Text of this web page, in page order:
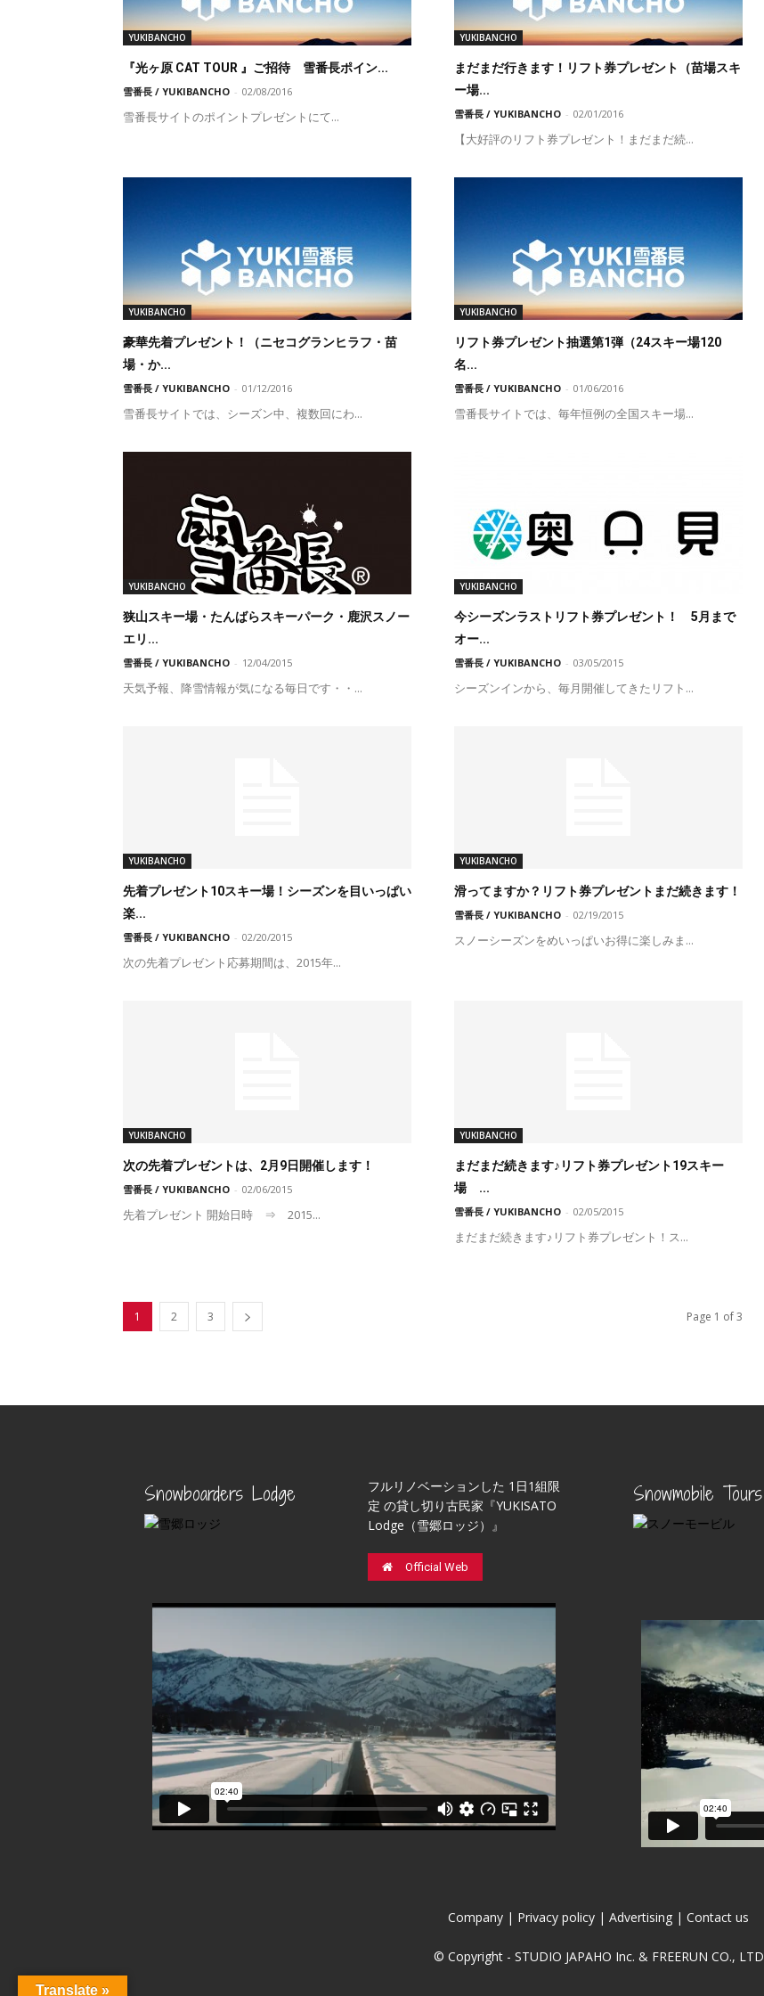
YUKIBANCHO
『光ヶ原 CAT TOUR 』ご招待 雪番長ポイン...
雪番長 / YUKIBANCHO - 02/08/2016
雪番長サイトのポイントプレゼントにて...
YUKIBANCHO
まだまだ行きます！リフト券プレゼント（苗場スキ
ー場...
雪番長 / YUKIBANCHO - 02/01/2016
【大好評のリフト券プレゼント！まだまだ続...
YUKIBANCHO
豪華先着プレゼント！（ニセコグランヒラフ・苗
場・か...
雪番長 / YUKIBANCHO - 01/12/2016
雪番長サイトでは、シーズン中、複数回にわ...
YUKIBANCHO
リフト券プレゼント抽選第1弾（24スキー場120
名...
雪番長 / YUKIBANCHO - 01/06/2016
雪番長サイトでは、毎年恒例の全国スキー場...
YUKIBANCHO
狭山スキー場・たんばらスキーパーク・鹿沢スノー
エリ...
雪番長 / YUKIBANCHO - 12/04/2015
天気予報、降雪情報が気になる毎日です・・...
YUKIBANCHO
今シーズンラストリフト券プレゼント！ 5月まで
オー...
雪番長 / YUKIBANCHO - 03/05/2015
シーズンインから、毎月開催してきたリフト...
YUKIBANCHO
先着プレゼント10スキー場！シーズンを目いっぱい
楽...
雪番長 / YUKIBANCHO - 02/20/2015
次の先着プレゼント応募期間は、2015年...
YUKIBANCHO
滑ってますか？リフト券プレゼントまだ続きます！
雪番長 / YUKIBANCHO - 02/19/2015
スノーシーズンをめいっぱいお得に楽しみま...
YUKIBANCHO
次の先着プレゼントは、2月9日開催します！
雪番長 / YUKIBANCHO - 02/06/2015
先着プレゼント 開始日時 ⇒ 2015...
YUKIBANCHO
まだまだ続きます♪リフト券プレゼント19スキー
場 ...
雪番長 / YUKIBANCHO - 02/05/2015
まだまだ続きます♪リフト券プレゼント！ス...
1 2 3 Page 1 of 3
Snowboarders Lodge
フルリノベーションした 1日1組限
定 の貸し切り古民家『YUKISATO
Lodge（雪郷ロッジ）』
Official Web
Snowmobile Tours
Company | Privacy policy | Advertising | Contact us
© Copyright - STUDIO JAPAHO Inc. & FREERUN CO., LTD
Translate »